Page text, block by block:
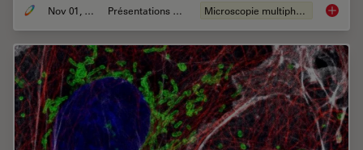
Nov 01, 2018 Présentations du CSF Microscopie multiphotonique DIVE